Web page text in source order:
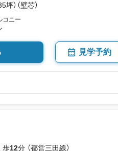
）（壁芯）
ニー
見学予約
歩12分 （都営三田線）